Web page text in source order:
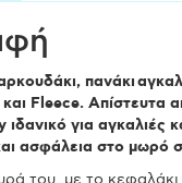
πανάκι
Fleece. Απίστευτα
για αγκαλιές
ασφάλεια στο μωρό
του, με το κεφαλάκι